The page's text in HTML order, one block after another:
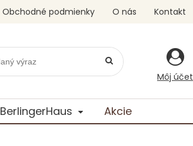
Môj účet
Obchodné podmienky O nás Kontakt
BerlingerHaus Akcie